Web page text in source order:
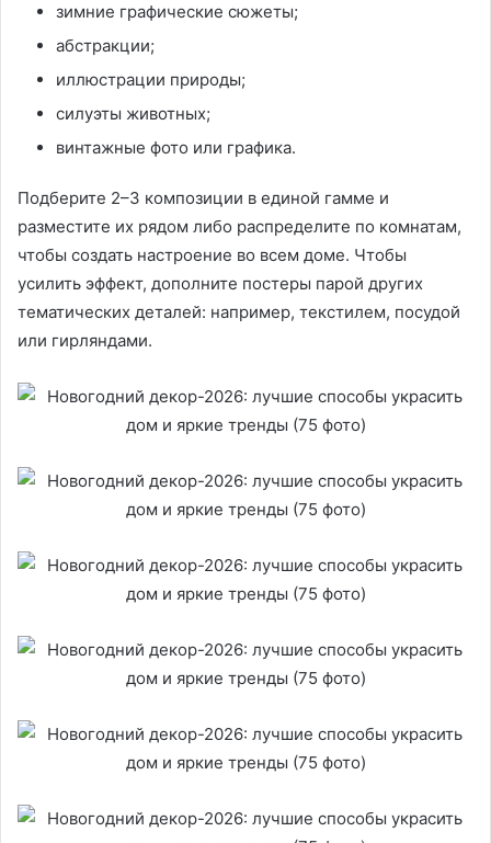
зимние графические сюжеты;
абстракции;
иллюстрации природы;
силуэты животных;
винтажные фото или графика.
Подберите 2–3 композиции в единой гамме и
разместите их рядом либо распределите по комнатам,
чтобы создать настроение во всем доме. Чтобы
усилить эффект, дополните постеры парой других
тематических деталей: например, текстилем, посудой
или гирляндами.